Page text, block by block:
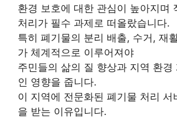
환경 보호에 대한 관심이 높아지며
처리가 필수 과제로 떠올랐습니다.
특히 폐기물의 분리 배출, 수거, 재
가 체계적으로 이루어져야
주민들의 삶의 질 향상과 지역 환경
인 영향을 줍니다.
이 지역에 전문화된 폐기물 처리 서
을 받는 이유입니다.